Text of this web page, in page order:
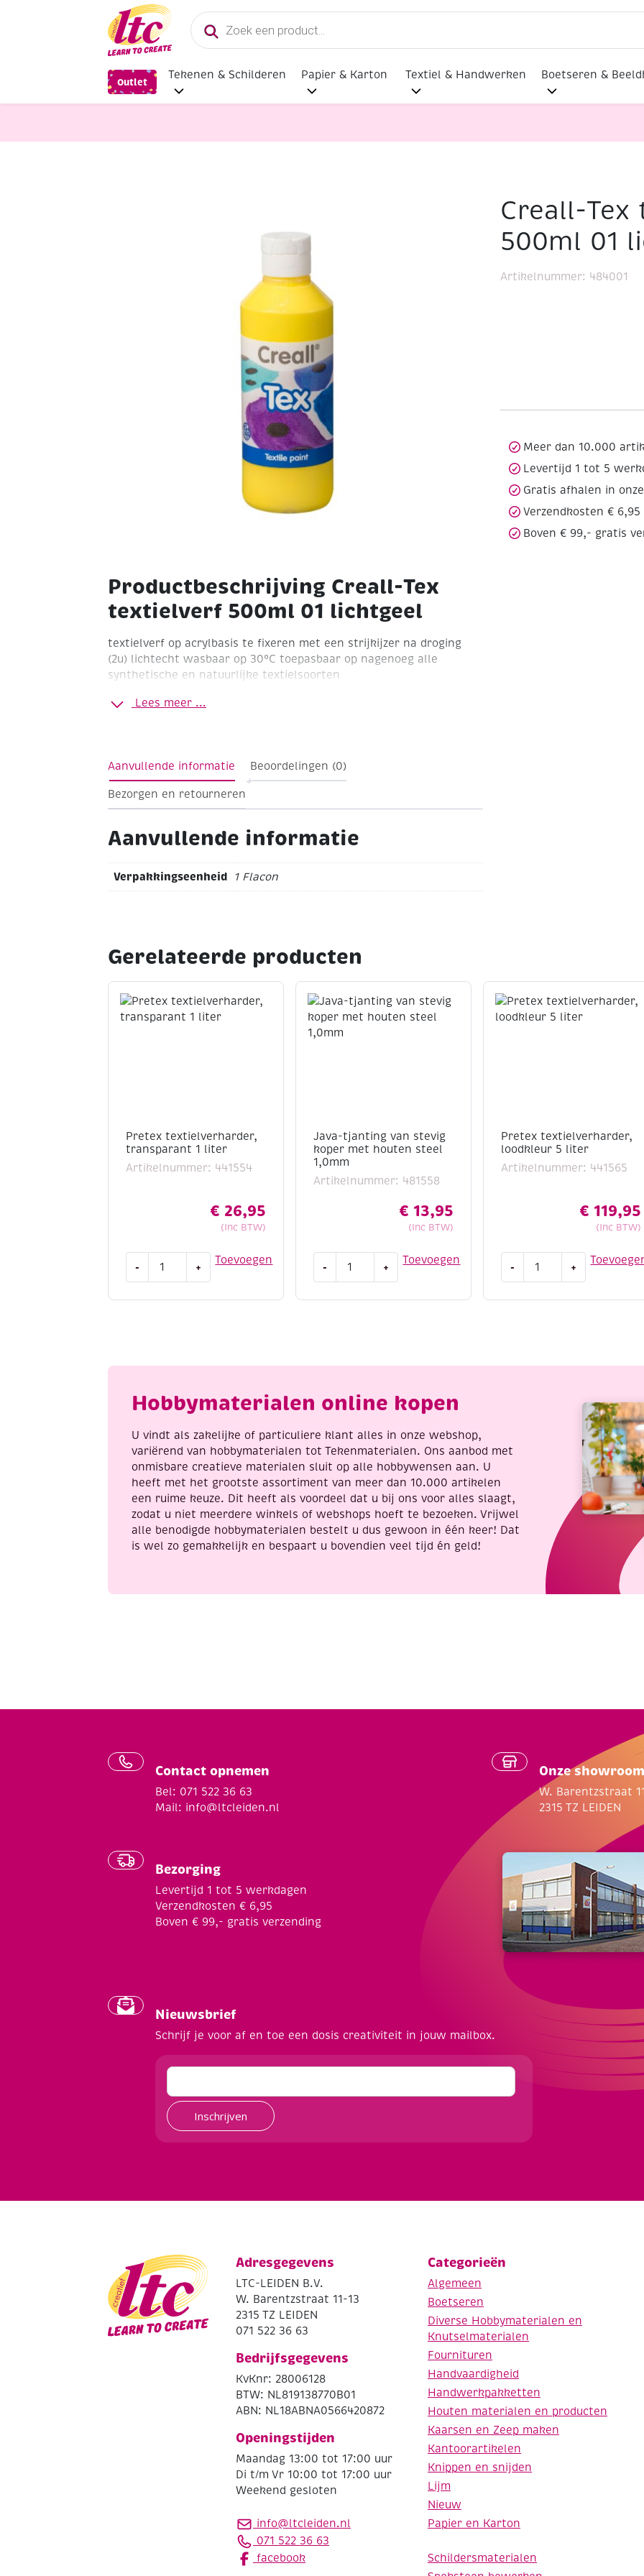
Producten
zoeken
Outlet
Tekenen & Schilderen Papier & Karton Textiel & Handwerken Boetseren &
Creall-Tex textielverf 500ml 01 lichtgeel
Productbeschrijving Creall-Tex
textielverf 500ml 01 lichtgeel
textielverf op acrylbasis te fixeren met een strijkijzer na droging
(2u) lichtecht wasbaar op 30°C toepasbaar op nagenoeg alle
synthetische en natuurlijke textielsoorten
Lees meer ...
Creall-
500ml 01
Artikelnummer: 484001
Meer dan 10.000
Levertijd 1 tot 5
Gratis afhalen in
Verzendkosten € 6,95
Boven € 99,- gratis
Aanvullende informatie Beoordelingen (0)
Bezorgen en retourneren
Aanvullende informatie
Verpakkingseenheid 1 Flacon
Gerelateerde producten
Pretex textielverharder,
transparant 1 liter
Artikelnummer: 441554
€ 26,95
(Inc BTW)
Toevoegen
-
textielverharder,
+
Java-tjanting van stevig
koper met houten steel
1,0mm
Artikelnummer: 481558
€ 13,95
(Inc BTW)
Toevoegen
-
tjanting
steel
aantal
+
Pretex textielverharder,
loodkleur 5 liter
Artikelnummer: 441565
€ 119,95
(Inc BTW)
-
textielverharder,
+
Hobbymaterialen online kopen
U vindt als zakelijke of particuliere klant alles in onze webshop,
variërend van hobbymaterialen tot Tekenmaterialen. Ons aanbod met
onmisbare creatieve materialen sluit op alle hobbywensen aan. U
heeft met het grootste assortiment van meer dan 10.000 artikelen
een ruime keuze. Dit heeft als voordeel dat u bij ons voor alles slaagt,
zodat u niet meerdere winkels of webshops hoeft te bezoeken. Vrijwel
alle benodigde hobbymaterialen bestelt u dus gewoon in één keer! Dat
is wel zo gemakkelijk en bespaart u bovendien veel tijd én geld!
Contact opnemen
Bel: 071 522 36 63
Mail: info@ltcleiden.nl
Bezorging
Levertijd 1 tot 5 werkdagen
Verzendkosten € 6,95
Boven € 99,- gratis verzending
Onze showroom
W. Barentzstraat
2315 TZ LEIDEN
Nieuwsbrief
Schrijf je voor af en toe een dosis creativiteit in jouw mailbox.
Inschrijven
Adresgegevens
LTC-LEIDEN B.V.
W. Barentzstraat 11-13
2315 TZ LEIDEN
071 522 36 63
Bedrijfsgegevens
KvKnr: 28006128
BTW: NL819138770B01
ABN: NL18ABNA0566420872
Openingstijden
Maandag 13:00 tot 17:00 uur
Di t/m Vr 10:00 tot 17:00 uur
Weekend gesloten
info@ltcleiden.nl
071 522 36 63
facebook
Categorieën
Algemeen
Boetseren
Diverse Hobbymaterialen en
Knutselmaterialen
Fournituren
Handvaardigheid
Handwerkpakketten
Houten materialen en producten
Kaarsen en Zeep maken
Kantoorartikelen
Knippen en snijden
Lijm
Nieuw
Papier en Karton
Schildersmaterialen